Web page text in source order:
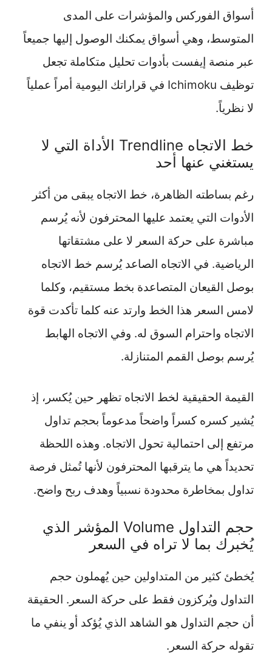
أسواق الفوركس والمؤشرات على المدى
المتوسط، وهي أسواق يمكنك الوصول إليها جميعاً
عبر منصة إيفست بأدوات تحليل متكاملة تجعل
توظيف Ichimoku في قراراتك اليومية أمراً عملياً
لا نظرياً.
خط الاتجاه Trendline الأداة التي لا
يستغني عنها أحد
رغم بساطته الظاهرة، خط الاتجاه يبقى من أكثر
الأدوات التي يعتمد عليها المحترفون لأنه يُرسم
مباشرة على حركة السعر لا على مشتقاتها
الرياضية. في الاتجاه الصاعد يُرسم خط الاتجاه
بوصل القيعان المتصاعدة بخط مستقيم، وكلما
لامس السعر هذا الخط وارتد عنه كلما تأكدت قوة
الاتجاه واحترام السوق له. وفي الاتجاه الهابط
يُرسم بوصل القمم المتنازلة.
القيمة الحقيقية لخط الاتجاه تظهر حين يُكسر، إذ
يُشير كسره كسراً واضحاً مدعوماً بحجم تداول
مرتفع إلى احتمالية تحول الاتجاه. وهذه اللحظة
تحديداً هي ما يترقبها المحترفون لأنها تُمثل فرصة
تداول بمخاطرة محدودة نسبياً وهدف ربح واضح.
حجم التداول Volume المؤشر الذي
يُخبرك بما لا تراه في السعر
يُخطئ كثير من المتداولين حين يُهملون حجم
التداول ويُركزون فقط على حركة السعر. الحقيقة
أن حجم التداول هو الشاهد الذي يُؤكد أو ينفي ما
تقوله حركة السعر.